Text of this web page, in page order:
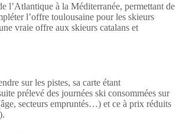
l’Atlantique à la Méditerranée, permettant de
l’offre toulousaine pour les skieurs
vraie offre aux skieurs catalans et
sur les pistes, sa carte étant
prélevé des journées ski consommées sur
secteurs empruntés…) et ce à prix réduits